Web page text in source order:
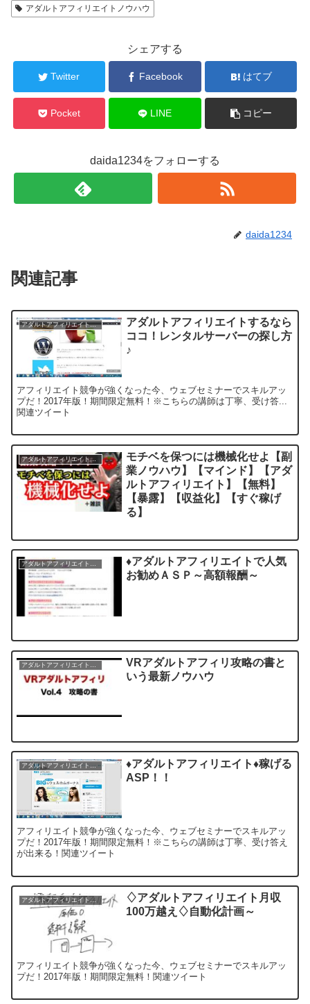
アダルトアフィリエイトノウハウ
シェアする
Twitter Facebook はてブ
Pocket LINE コピー
daida1234をフォローする
daida1234
関連記事
アダルトアフィリエイトノウハウ
アダルトアフィリエイトするなら
ココ！レンタルサーバーの探し方
♪
アフィリエイト競争が強くなった今、ウェブセミナーでスキルアッ
プだ！2017年版！期間限定無料！※こちらの講師は丁寧、受け答...
関連ツイート
アダルトアフィリエイトノウハウ
モチベを保つには機械化せよ【副
業ノウハウ】【マインド】【アダ
ルトアフィリエイト】【無料】
【暴露】【収益化】【すぐ稼げ
る】
アダルトアフィリエイトノウハウ
♦アダルトアフィリエイトで人気
お勧めＡＳＰ～高額報酬～
VRアダルトアフィリ攻略の書と
いう最新ノウハウ
アダルトアフィリエイトノウハウ
♦アダルトアフィリエイト♦稼げる
ASP！！
アフィリエイト競争が強くなった今、ウェブセミナーでスキルアッ
プだ！2017年版！期間限定無料！※こちらの講師は丁寧、受け答え
が出来る！関連ツイート
アダルトアフィリエイトノウハウ
♢アダルトアフィリエイト月収
100万越え♢自動化計画～
アフィリエイト競争が強くなった今、ウェブセミナーでスキルアッ
プだ！2017年版！期間限定無料！関連ツイート